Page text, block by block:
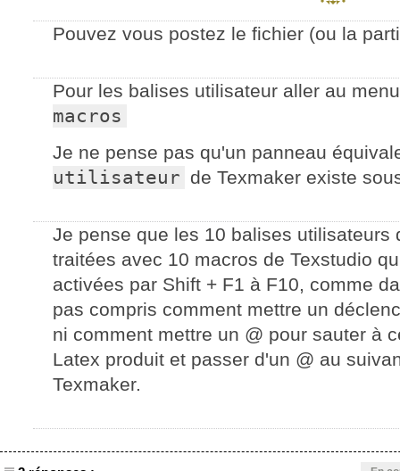
Pouvez vous postez le fichier (ou la
Pour les balises utilisateur aller au
macros
Je ne pense pas qu'un panneau
utilisateur de Texmaker existe
Je pense que les 10 balises utilisateurs
traitées avec 10 macros de Texstudio
activées par Shift + F1 à F10, comme
pas compris comment mettre un
ni comment mettre un @ pour sauter à
Latex produit et passer d'un @ au
Texmaker.